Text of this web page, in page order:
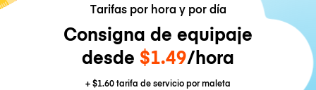
Tarifas por hora y por día
Consigna de equipaje
desde $1.49/hora
+$1.60tarifa de servicio por maleta